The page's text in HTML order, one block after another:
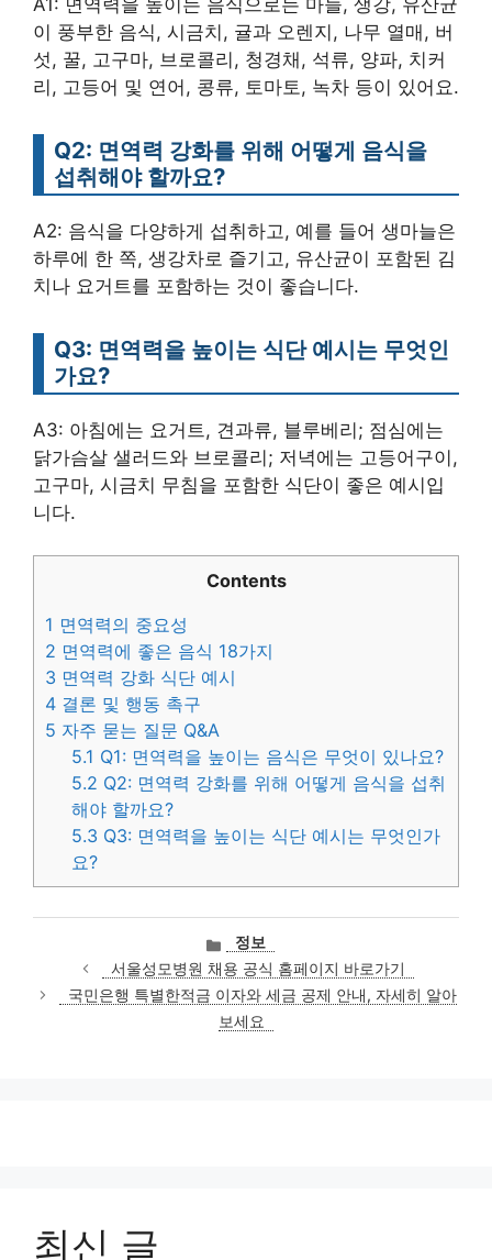
A1: 면역력을 높이는 음식으로는 마늘, 생강, 유산균
이 풍부한 음식, 시금치, 귤과 오렌지, 나무 열매, 버
섯, 꿀, 고구마, 브로콜리, 청경채, 석류, 양파, 치커
리, 고등어 및 연어, 콩류, 토마토, 녹차 등이 있어요.
Q2: 면역력 강화를 위해 어떻게 음식을
섭취해야 할까요?
A2: 음식을 다양하게 섭취하고, 예를 들어 생마늘은
하루에 한 쪽, 생강차로 즐기고, 유산균이 포함된 김
치나 요거트를 포함하는 것이 좋습니다.
Q3: 면역력을 높이는 식단 예시는 무엇인
가요?
A3: 아침에는 요거트, 견과류, 블루베리; 점심에는
닭가슴살 샐러드와 브로콜리; 저녁에는 고등어구이,
고구마, 시금치 무침을 포함한 식단이 좋은 예시입
니다.
Contents
1 면역력의 중요성
2 면역력에 좋은 음식 18가지
3 면역력 강화 식단 예시
4 결론 및 행동 촉구
5 자주 묻는 질문 Q&A
5.1 Q1: 면역력을 높이는 음식은 무엇이 있나요?
5.2 Q2: 면역력 강화를 위해 어떻게 음식을 섭취
해야 할까요?
5.3 Q3: 면역력을 높이는 식단 예시는 무엇인가
요?
카
테
고
리
정보
서울성모병원 채용 공식 홈페이지 바로가기
국민은행 특별한적금 이자와 세금 공제 안내, 자세히 알아
보세요
최신 글